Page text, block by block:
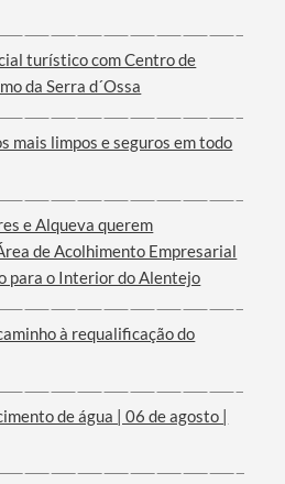
turístico com Centro de
da Serra d´Ossa
mais limpos e seguros em todo
e Alqueva querem
de Acolhimento Empresarial
para o Interior do Alentejo
à requalificação do
de água | 06 de agosto |